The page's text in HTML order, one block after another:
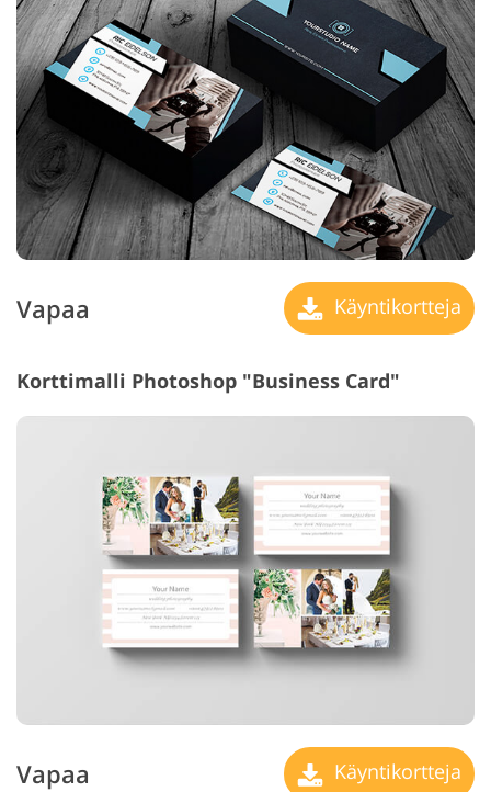
Vapaa Käyntikortteja
Korttimalli Photoshop "Business Card"
Vapaa Käyntikortteja